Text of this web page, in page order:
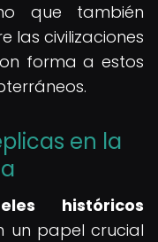
que también
las civilizaciones
forma a estos
en la
históricos
un papel crucial